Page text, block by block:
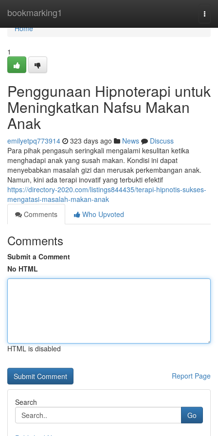
bookmarking1
Home
Home
1
Penggunaan Hipnoterapi untuk
Meningkatkan Nafsu Makan
Anak
emilyetpq773914 323 days ago News
Discuss
Para pihak pengasuh seringkali mengalami kesulitan ketika
menghadapi anak yang susah makan. Kondisi ini dapat
menyebabkan masalah gizi dan merusak perkembangan anak.
Namun, kini ada terapi inovatif yang terbukti efektif
https://directory-2020.com/listings844435/terapi-hipnotis-sukses-
mengatasi-masalah-makan-anak
Comments
Who Upvoted
Comments
Submit a Comment
No HTML
HTML is disabled
Report Page
Search
Go